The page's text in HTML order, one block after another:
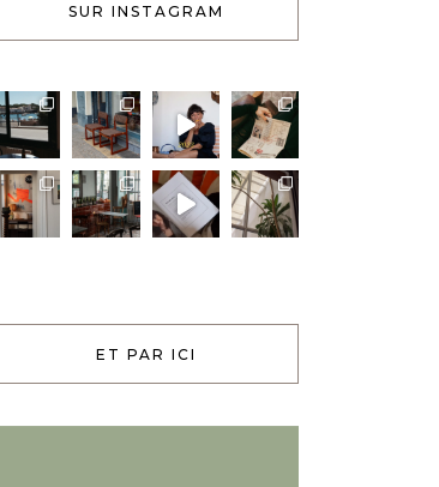
SUR INSTAGRAM
ET PAR ICI